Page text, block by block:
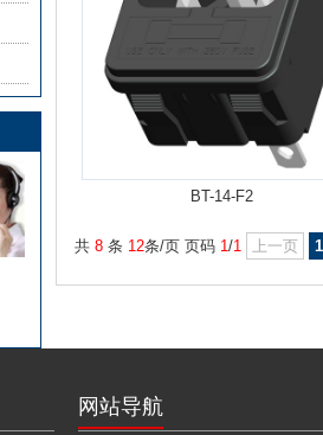
BT-14-F2
共 8 条 12条/页 页码 1/1 上一页 1
网站导航